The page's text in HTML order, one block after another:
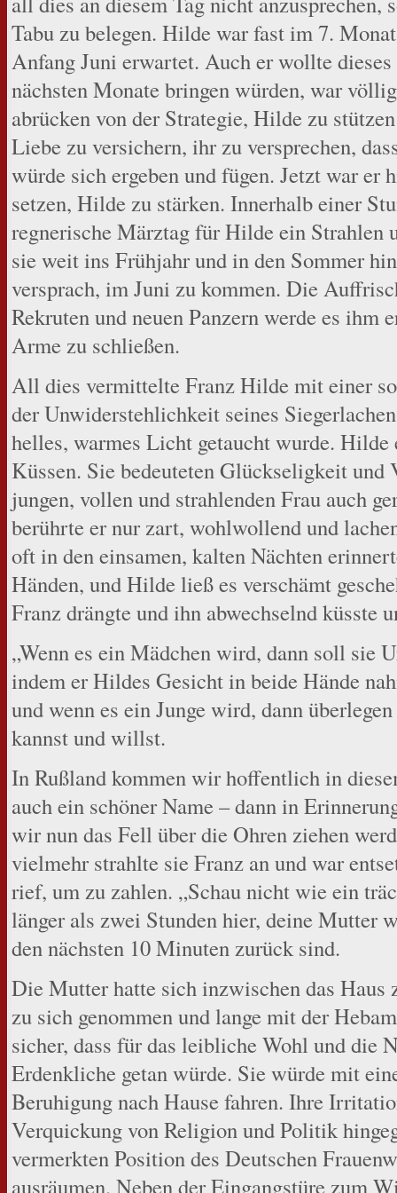
Tabu zu belegen. Hilde war fast im 7.
Anfang Juni erwartet. Auch er wollte
nächsten Monate bringen würden, war
abrücken von der Strategie, Hilde zu
Liebe zu versichern, ihr zu versprechen,
würde sich ergeben und fügen. Jetzt war er
setzen, Hilde zu stärken. Innerhalb einer
regnerische Märztag für Hilde ein Strahlen
sie weit ins Frühjahr und in den Sommer
versprach, im Juni zu kommen. Die
Rekruten und neuen Panzern werde es
Arme zu schließen.
All dies vermittelte Franz Hilde mit einer
der Unwiderstehlichkeit seines
helles, warmes Licht getaucht wurde. Hilde
Küssen. Sie bedeuteten Glückseligkeit und
jungen, vollen und strahlenden Frau auch
berührte er nur zart, wohlwollend und
oft in den einsamen, kalten Nächten
Händen, und Hilde ließ es verschämt
Franz drängte und ihn abwechselnd küsste
„Wenn es ein Mädchen wird, dann soll sie
indem er Hildes Gesicht in beide Hände
und wenn es ein Junge wird, dann
kannst und willst.
In Rußland kommen wir hoffentlich in
auch ein schöner Name – dann in
wir nun das Fell über die Ohren ziehen
vielmehr strahlte sie Franz an und war
rief, um zu zahlen. „Schau nicht wie ein
länger als zwei Stunden hier, deine Mutter
den nächsten 10 Minuten zurück sind.
Die Mutter hatte sich inzwischen das Haus
zu sich genommen und lange mit der
sicher, dass für das leibliche Wohl und die
Erdenkliche getan würde. Sie würde mit
Beruhigung nach Hause fahren. Ihre
Verquickung von Religion und Politik
vermerkten Position des Deutschen
ausräumen. Neben der Eingangstüre zum